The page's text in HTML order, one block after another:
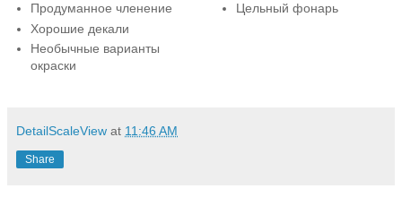
Продуманное членение
Хорошие декали
Необычные варианты
окраски
Цельный фонарь
DetailScaleView at 11:46 AM
Share